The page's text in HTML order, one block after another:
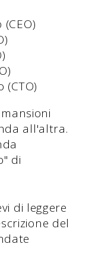
(CTO)
all'altra.
di
di leggere
del